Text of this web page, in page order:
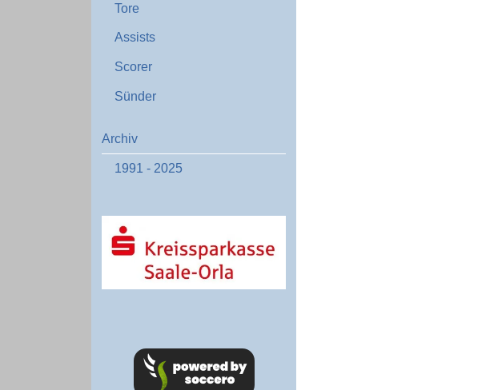
Tore
Assists
Scorer
Sünder
Archiv
1991 - 2025